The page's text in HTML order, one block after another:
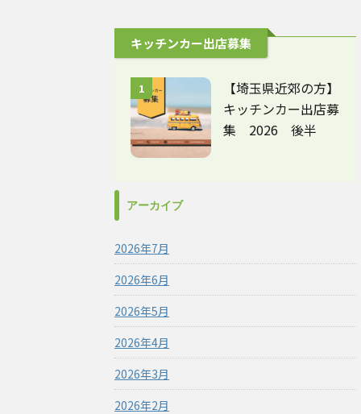
キッチンカー出店募集
1
【埼玉県近郊の方】
キッチンカー出店募
集 2026 後半
アーカイブ
2026年7月
2026年6月
2026年5月
2026年4月
2026年3月
2026年2月